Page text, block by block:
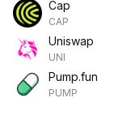
Cap
CAP
Uniswap
UNI
Pump.fun
PUMP